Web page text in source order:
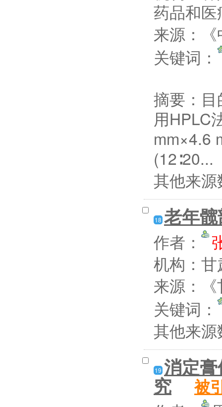
药品和
来源：
关键词：
摘要：
用HPLC
mm×4.6
(12∶20...
其他来
18 老年
作者：
机构：
来源：
关键词：
其他来
19 消定
究 被